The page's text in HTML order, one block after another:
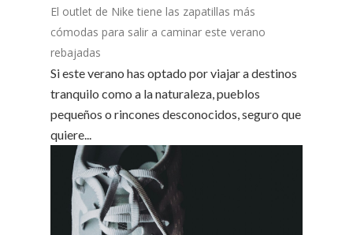
El outlet de Nike tiene las zapatillas más
cómodas para salir a caminar este verano
rebajadas
Si este verano has optado por viajar a destinos
tranquilo como a la naturaleza, pueblos
pequeños o rincones desconocidos, seguro que
quiere...